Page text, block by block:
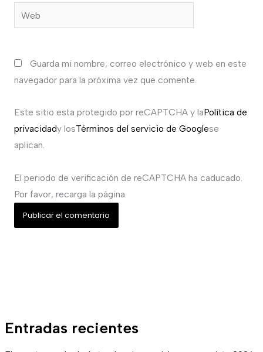
Entradas recientes
Web
Guarda mi nombre, correo electrónico y web en este
navegador para la próxima vez que comente.
Este sitio esta protegido por reCAPTCHA y laPolítica de
privacidady losTérminos del servicio de Googlese
aplican.
El periodo de verificación de reCAPTCHA ha caducado.
Por favor, recarga la página.